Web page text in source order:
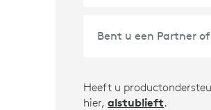
Heeft u
hier,alstublieft.